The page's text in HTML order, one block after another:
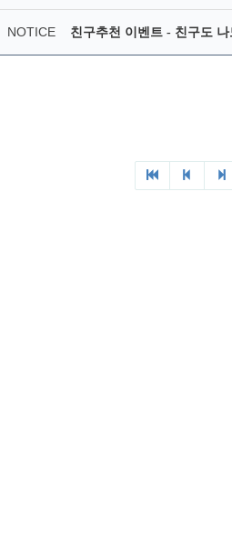
NOTICE 친구추천 이벤트 - 친구도